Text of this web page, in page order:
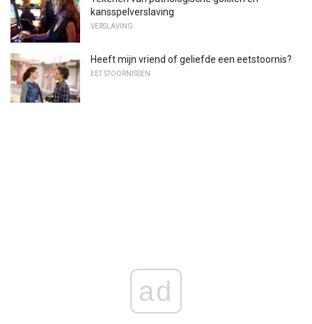
kansspelverslaving
VERSLAVING
Heeft mijn vriend of geliefde een eetstoornis?
EET STOORNISSEN
ad